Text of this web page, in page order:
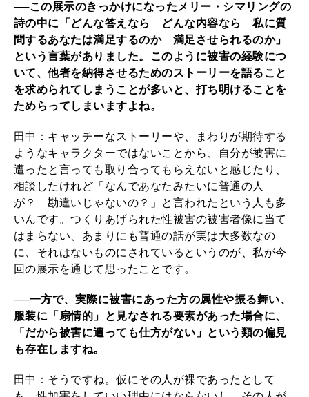
──この展示のきっかけになったメリー・シマリングの
詩の中に「どんな答えなら どんな内容なら 私に質
問するあなたは満足するのか 満足させられるのか」
という言葉がありました。このように被害の経験につ
いて、他者を納得させるためのストーリーを語ること
を求められてしまうことが多いと、打ち明けることを
ためらってしまいますよね。
田中：キャッチーなストーリーや、まわりが期待する
ようなキャラクターではないことから、自分が被害に
遭ったと言っても取り合ってもらえないと感じたり、
相談したけれど「なんであなたみたいに普通の人
が？ 勘違いじゃないの？」と言われたという人も多
いんです。つくりあげられた性被害の被害者像に当て
はまらない、あまりにも普通の話が実は大多数なの
に、それはないものにされているというのが、私が今
回の展示を通じて思ったことです。
──一方で、実際に被害にあった方の属性や振る舞い、
服装に「扇情的」と見なされる要素があった場合に、
「だから被害に遭っても仕方がない」という類の偏見
も存在しますね。
田中：そうですね。仮にその人が裸であったとして